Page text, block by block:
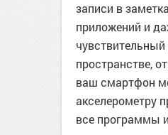
записи в
приложений и
пространстве,
ваш смартфон
акселерометру
все программы